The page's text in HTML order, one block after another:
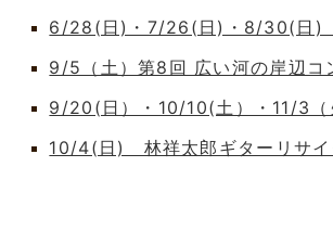
6/28(日)・7/26(日)・8/30(日)
9/5（土）第8回 広い河の岸辺コ
9/20(日）・10/10(土）・11/3
10/4(日) 林祥太郎ギターリサイ